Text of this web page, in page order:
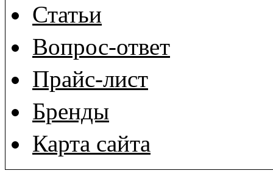
Статьи
Вопрос-ответ
Прайс-лист
Бренды
Карта сайта